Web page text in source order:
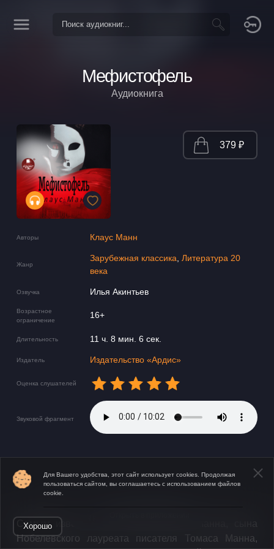
Мефистофель
Аудиокнига
Авторы Клаус Манн
Жанр
Зарубежная классика Литература 20
века
Озвучка Илья Акинтьев
Возрастное
ограничение
16+
Длительность 11 ч. 8 мин. 6 сек.
Издатель Издательство «Ардис»
Оценка слушателей
Звуковой фрагмент
379 ₽
​Самым известным романом Клауса Манна, сына
Нобелевского лауреата писателя Томаса Манна,
Для Вашего удобства, этот сайт использует cookies. Продолжая
пользоваться сайтом, вы соглашаетесь с использованием файлов
cookie.
Хорошо